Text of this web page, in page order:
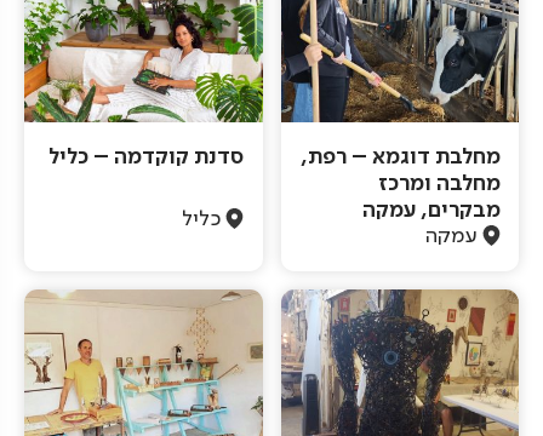
מחלבת דוגמא – רפת,
מחלבה ומרכז
מבקרים, עמקה
עמקה
סדנת קוקדמה – כליל
כליל